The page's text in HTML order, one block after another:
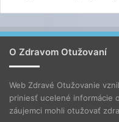
O Zdravom Otužovaní
Web Zdravé Otužovanie
priniesť ucelené informácie
záujemci mohli otužovať